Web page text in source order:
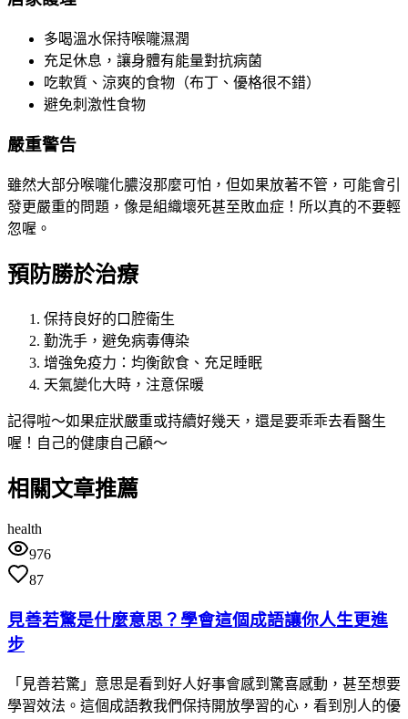
多喝溫水保持喉嚨濕潤
充足休息，讓身體有能量對抗病菌
吃軟質、涼爽的食物（布丁、優格很不錯）
避免刺激性食物
嚴重警告
雖然大部分喉嚨化膿沒那麼可怕，但如果放著不管，可能會引
發更嚴重的問題，像是組織壞死甚至敗血症！所以真的不要輕
忽喔。
預防勝於治療
保持良好的口腔衛生
勤洗手，避免病毒傳染
增強免疫力：均衡飲食、充足睡眠
天氣變化大時，注意保暖
記得啦～如果症狀嚴重或持續好幾天，還是要乖乖去看醫生
喔！自己的健康自己顧～
相關文章推薦
health
976
87
見善若驚是什麼意思？學會這個成語讓你人生更進
步
「見善若驚」意思是看到好人好事會感到驚喜感動，甚至想要
學習效法。這個成語教我們保持開放學習的心，看到別人的優